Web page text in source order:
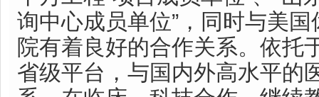
询中心成员单位”，同时与美
院有着良好的合作关系。依托
省级平台，与国内外高水平的